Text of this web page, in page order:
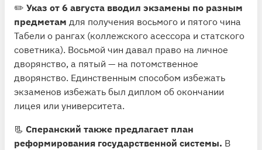
✏️ Указ от 6 августа вводил экзамены по разным
предметам для получения восьмого и пятого чина
Табели о рангах (коллежского асессора и статского
советника). Восьмой чин давал право на личное
дворянство, а пятый — на потомственное
дворянство. Единственным способом избежать
экзаменов избежать был диплом об окончании
лицея или университета.
📃 Сперанский также предлагает план
реформирования государственной системы. В